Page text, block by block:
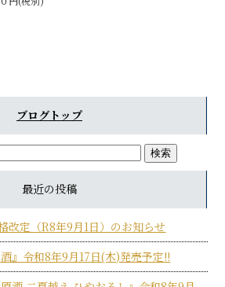
ブログトップ
最近の投稿
改定（R8年9月1日）のお知らせ
』令和8年9月17日(木)発売予定!!